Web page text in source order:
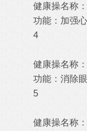
健康操名称
功能：加强
4
健康操名称
功能：消除眼
5
健康操名称